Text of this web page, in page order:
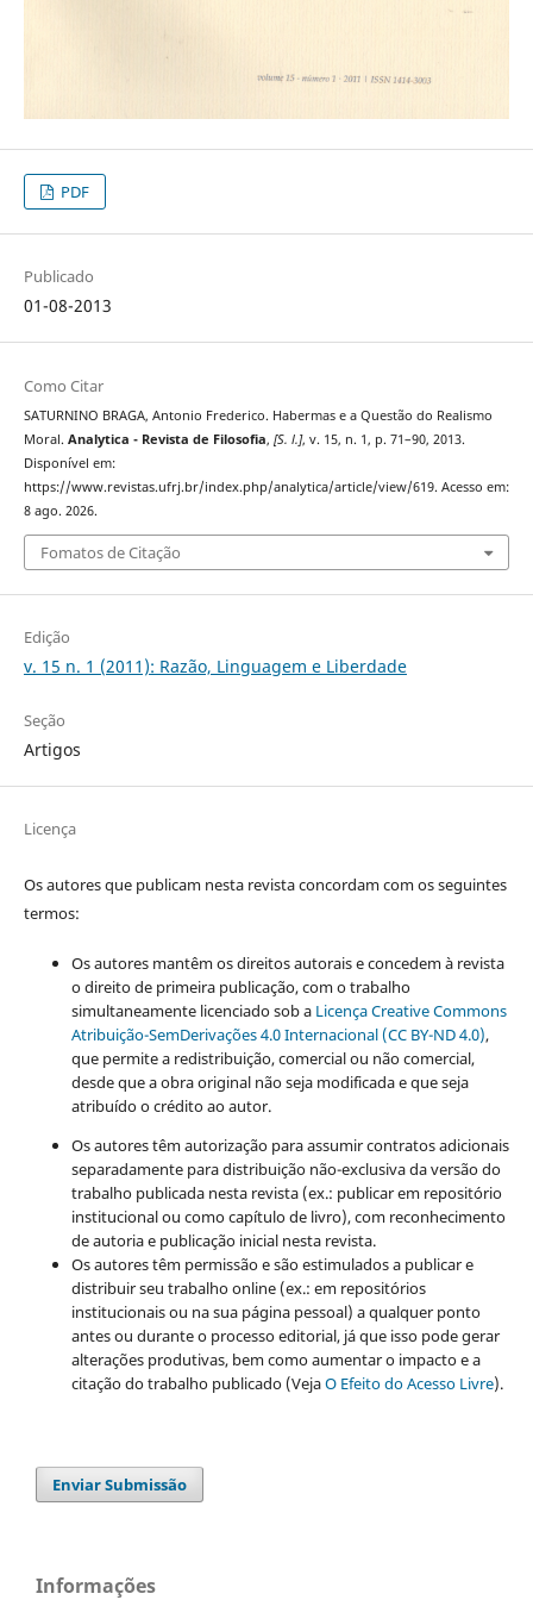
PDF
Publicado
01-08-2013
Como Citar
SATURNINO BRAGA, Antonio Frederico. Habermas e a Questão do Realismo
Moral. Analytica - Revista de Filosofia, [S. l.], v. 15, n. 1, p. 71–90, 2013.
Disponível em:
https://www.revistas.ufrj.br/index.php/analytica/article/view/619. Acesso em:
8 ago. 2026.
Fomatos de Citação
Edição
v. 15 n. 1 (2011): Razão, Linguagem e Liberdade
Seção
Artigos
Licença
Os autores que publicam nesta revista concordam com os seguintes
termos:
Os autores mantêm os direitos autorais e concedem à revista
o direito de primeira publicação, com o trabalho
simultaneamente licenciado sob aLicença Creative Commons
Atribuição-SemDerivações 4.0 Internacional (CC BY-ND 4.0),
que permite a redistribuição, comercial ou não comercial,
desde que a obra original não seja modificada e que seja
atribuído o crédito ao autor.
Os autores têm autorização para assumir contratos adicionais
separadamente para distribuição não-exclusiva da versão do
trabalho publicada nesta revista (ex.: publicar em repositório
institucional ou como capítulo de livro), com reconhecimento
de autoria e publicação inicial nesta revista.
Os autores têm permissão e são estimulados a publicar e
distribuir seu trabalho online (ex.: em repositórios
institucionais ou na sua página pessoal) a qualquer ponto
antes ou durante o processo editorial, já que isso pode gerar
alterações produtivas, bem como aumentar o impacto e a
citação do trabalho publicado (VejaO Efeito do Acesso Livre).
Enviar Submissão
Informações